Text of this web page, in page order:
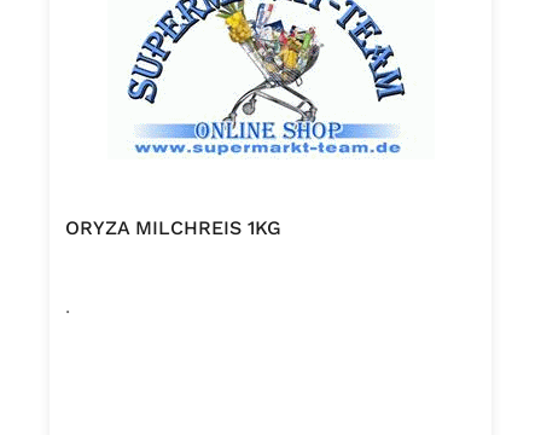
ORYZA MILCHREIS 1KG
.